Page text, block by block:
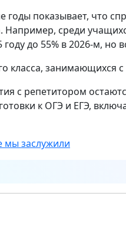
годы показывает, что
Например, среди
году до 55% в 2026-м, но
класса, занимающихся
с репетитором
к ОГЭ и ЕГЭ,
мы заслужили